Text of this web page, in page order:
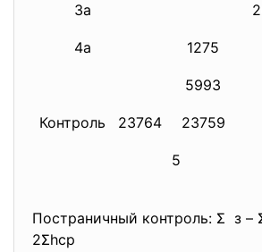
3а
4а 1275
5993
Контроль 23764 23759
5
Постраничный контроль: Σ з –
2Σhср